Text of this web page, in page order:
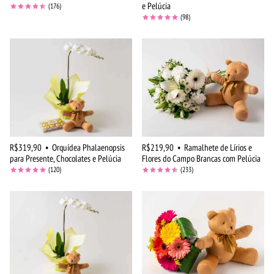
(176)
e Pelúcia
(98)
R$319,90 • Orquídea Phalaenopsis
para Presente, Chocolates e Pelúcia
(120)
R$219,90 • Ramalhete de Lírios e
Flores do Campo Brancas com Pelúcia
(233)